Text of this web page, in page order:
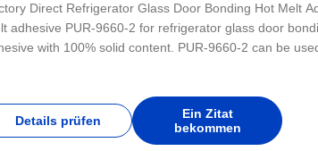
Direct Refrigerator Glass Door Bonding Hot Melt
adhesive PUR-9660-2 for refrigerator glass door
with 100% solid content. PUR-9660-2 can be
Details prüfen
Ein Zitat
bekommen